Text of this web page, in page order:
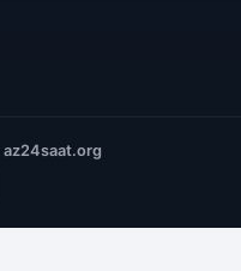
az24saat.org